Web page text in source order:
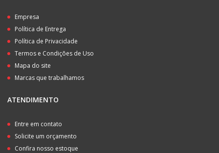
Empresa
Política de Entrega
Política de Privacidade
Termos e Condições de Uso
Mapa do site
Marcas que trabalhamos
ATENDIMENTO
Entre em contato
Solicite um orçamento
Confira nosso estoque